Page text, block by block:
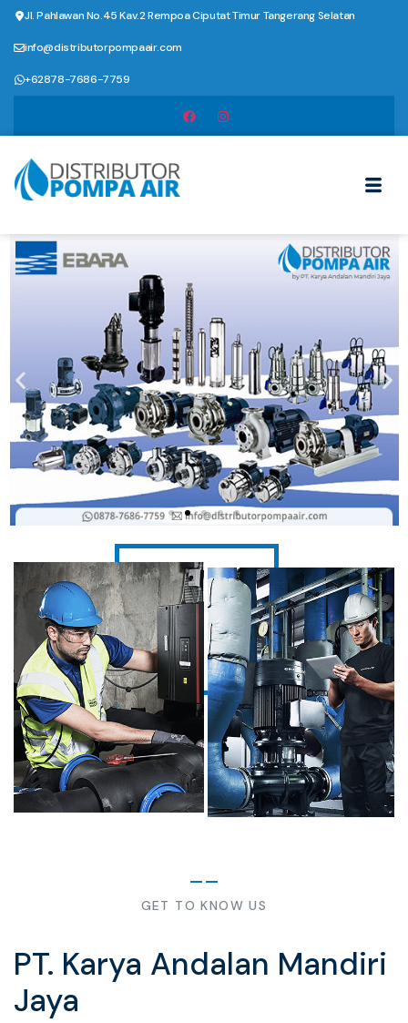
Jl. Pahlawan No.45 Kav.2 Rempoa Ciputat Timur Tangerang Selatan
info@distributorpompaair.com
+62878-7686-7759
GET TO KNOW US
PT. Karya Andalan Mandiri
Jaya